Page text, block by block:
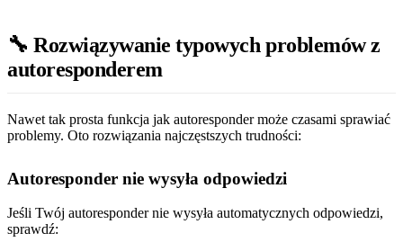
🔧 Rozwiązywanie typowych problemów z
autoresponderem
Nawet tak prosta funkcja jak autoresponder może czasami sprawiać
problemy. Oto rozwiązania najczęstszych trudności:
Autoresponder nie wysyła odpowiedzi
Jeśli Twój autoresponder nie wysyła automatycznych odpowiedzi,
sprawdź: